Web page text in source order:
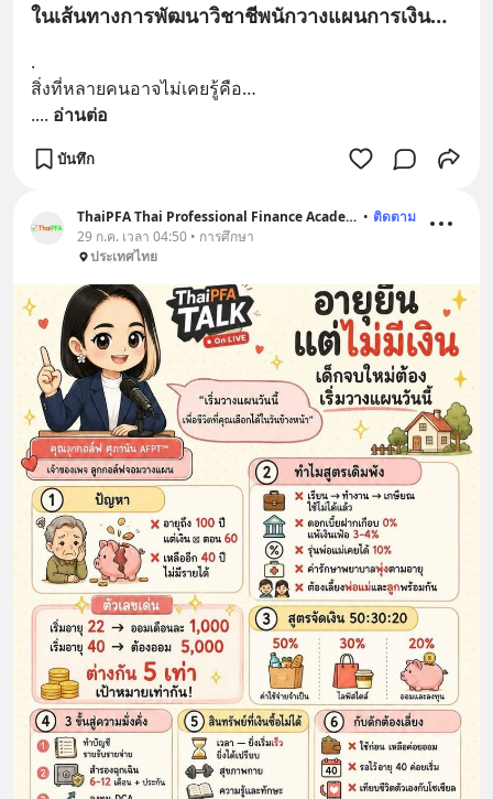
ในเส้นทางการพัฒนาวิชาชีพนักวางแผนการเงิน
.
สิ่งที่หลายคนอาจไม่เคยรู้คือ…
.... อ่านต่อ
บันทึก
ThaiPFA Thai Professional Finance Academy • ติดตาม
29 ก.ค. เวลา 04:50 • การศึกษา
ประเทศไทย